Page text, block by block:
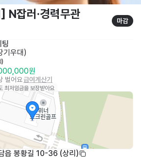
N잡러·경력무관
마감
팅
기우대 )
)
원
벌어요급여계산기
최저임금을 보장받아요
읍 봉황길 10-36 (상리)